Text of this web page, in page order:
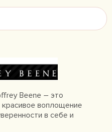
Beene – это
воплощение
в себе и
легкость,